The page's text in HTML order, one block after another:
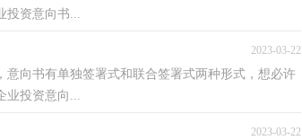
投资意向书...
2023-03-22
向书有单独签署式和联合签署式两种形式，想必许
业投资意向...
2023-03-22